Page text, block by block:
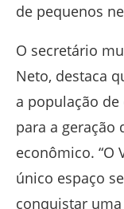
de pequenos
O secretário
Neto, destaca
a população
para a geração
econômico. “O
único espaço
conquistar